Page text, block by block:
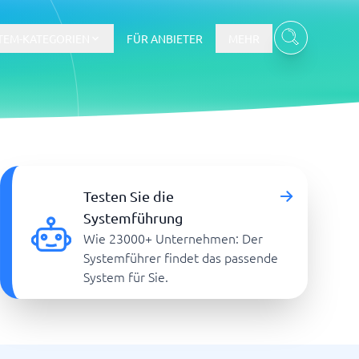
Workforce Management System
FÜR ANBIETER
Testen Sie die
Systemführung
Wie 23000+ Unternehmen: Der
Systemführer findet das passende
System für Sie.